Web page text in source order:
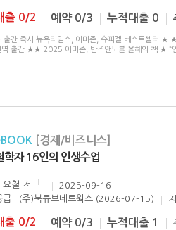
출 0/2 예약 0/3 누적대출 0
간 즉시 뉴욕타임스, 아마존, 슈피겔 베스트셀러
역 출간 ★★ 2025 아마존, 반즈앤노블 올해의 책 ★ “
[경제/비즈니스]
학자 16인의 인생수업
요철 저
2025-09-16
급 : (주)북큐브네트웍스 (2026-07-15)
출 0/2 예약 0/3 누적대출 1